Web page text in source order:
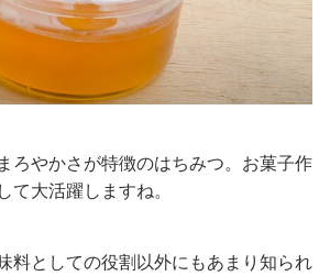
ろやかさが特徴のはちみつ。お菓子作
て大活躍しますね。
料としての役割以外にもあまり知られ